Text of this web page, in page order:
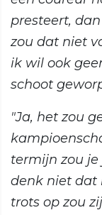
presteert,
zou dat niet
ik wil ook
schoot
"Ja, het zou
termijn zou
denk niet dat
trots op zou